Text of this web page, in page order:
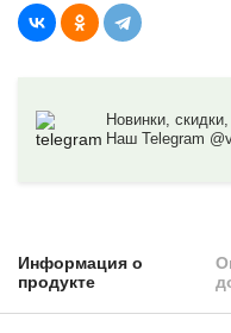
Новинки,
Наш Telegram
Информация о
продукте